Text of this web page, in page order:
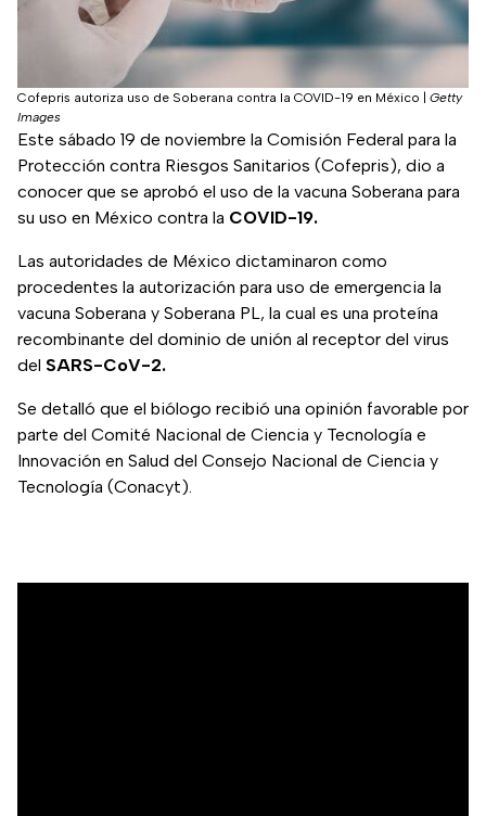
Cofepris autoriza uso de Soberana contra la COVID-19 en México
Getty
Images
Este sábado 19 de noviembre la Comisión Federal para la
Protección contra Riesgos Sanitarios (Cofepris), dio a
conocer que se aprobó el uso de la vacuna Soberana para
su uso en México contra la COVID-19.
Las autoridades de México dictaminaron como
procedentes la autorización para uso de emergencia la
vacuna Soberana y Soberana PL, la cual es una proteína
recombinante del dominio de unión al receptor del virus
del SARS-CoV-2.
Se detalló que el biólogo recibió una opinión favorable por
parte del Comité Nacional de Ciencia y Tecnología e
Innovación en Salud del Consejo Nacional de Ciencia y
Tecnología (Conacyt).